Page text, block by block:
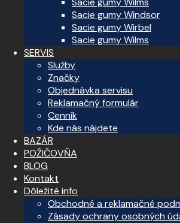
Sacie gumy Windsor
Sacie gumy Wirbel
Sacie gumy Wilms
SERVIS
Služby
Značky
Objednávka servisu
Reklamačný formulár
Cenník
Kde nás nájdete
BAZÁR
POŽIČOVŇA
BLOG
Kontakt
Dôležité info
Obchodné a reklamačné
Zásady ochrany osobných